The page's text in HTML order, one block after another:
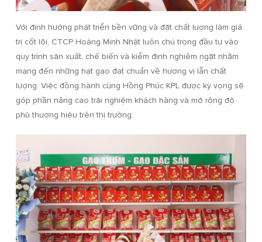
Với định hướng phát triển bền vững và đặt chất lượng làm giá
trị cốt lõi, CTCP Hoàng Minh Nhật luôn chú trọng đầu tư vào
quy trình sản xuất, chế biến và kiểm định nghiêm ngặt nhằm
mang đến những hạt gạo đạt chuẩn về hương vị lẫn chất
lượng. Việc đồng hành cùng Hồng Phúc KPL được kỳ vọng sẽ
góp phần nâng cao trải nghiệm khách hàng và mở rộng độ
phủ thương hiệu trên thị trường.